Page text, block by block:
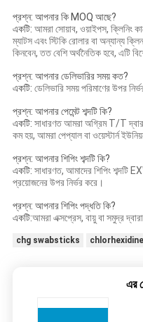
প্রশ্ন: আপনার কি MOQ আছে?
একটি: আমরা সোয়াব, ওয়াইপস, ক্লিনিং
ম্যাটস এবং স্টিকি রোলার বা অন্যান্য
কিনবেন, তত বেশি অর্থনৈতিক হবে, এটি
প্রশ্ন: আপনার ডেলিভারির সময় কত?
একটি: ডেলিভারি সময় পরিমাণের উপর
প্রশ্ন: আপনার পেমেন্ট শব্দটি কি?
একটি: সাধারণত আমরা অগ্রিম T/T
কম হয়, আমরা পেপ্যাল ​​বা ওয়েস্টার্ন
প্রশ্ন: আপনার শিপিং শব্দটি কি?
একটি: সাধারণত, আমাদের শিপিং শব্দটি
প্রয়োজনের উপর নির্ভর করে।
প্রশ্ন: আপনার শিপিং পদ্ধতি কি?
একটি:আমরা এক্সপ্রেস, বায়ু বা সমুদ্র
chg swabsticks chlorhexidine
এর